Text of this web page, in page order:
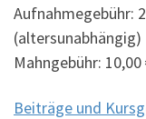
Aufnahmegebühr:
(altersunabhängig)
Mahngebühr:
Beiträge und